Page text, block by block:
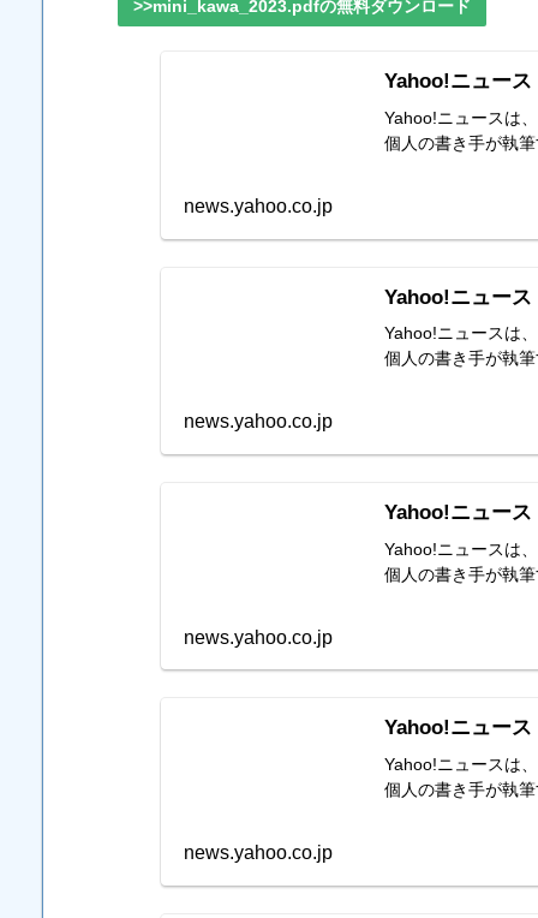
>>mini_kawa_2023.pdfの無料ダウンロード
Yahoo!ニュース
Yahoo!ニュースは
個人の書き手が執
news.yahoo.co.jp
Yahoo!ニュース
Yahoo!ニュースは
個人の書き手が執
news.yahoo.co.jp
Yahoo!ニュース
Yahoo!ニュースは
個人の書き手が執
news.yahoo.co.jp
Yahoo!ニュース
Yahoo!ニュースは
個人の書き手が執
news.yahoo.co.jp